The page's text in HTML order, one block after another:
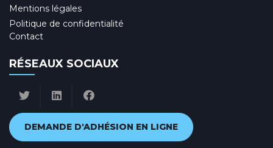
Mentions légales
Politique de confidentialité
Contact
RÉSEAUX SOCIAUX
DEMANDE D'ADHÉSION EN LIGNE